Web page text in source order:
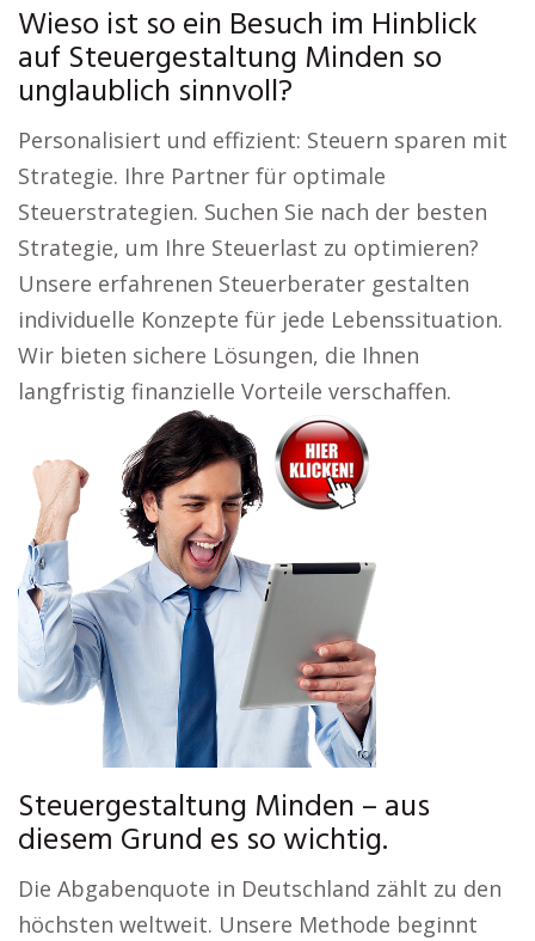
Wieso ist so ein Besuch im Hinblick
auf Steuergestaltung Minden so
unglaublich sinnvoll?
Personalisiert und effizient: Steuern sparen mit
Strategie. Ihre Partner für optimale
Steuerstrategien. Suchen Sie nach der besten
Strategie, um Ihre Steuerlast zu optimieren?
Unsere erfahrenen Steuerberater gestalten
individuelle Konzepte für jede Lebenssituation.
Wir bieten sichere Lösungen, die Ihnen
langfristig finanzielle Vorteile verschaffen.
Steuergestaltung Minden – aus
diesem Grund es so wichtig.
Die Abgabenquote in Deutschland zählt zu den
höchsten weltweit. Unsere Methode beginnt